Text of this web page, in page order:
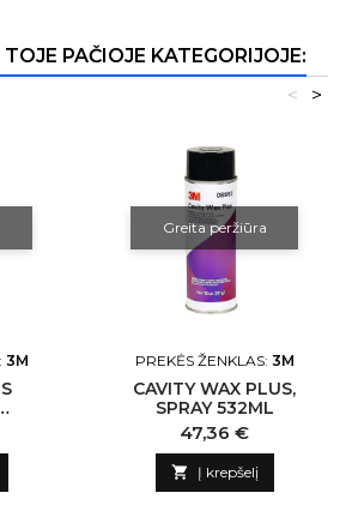
PAČIOJE KATEGORIJOJE:
>
<
3M
Greita peržiūra
PREKĖS ŽENKLAS: 3M
CAVITY WAX PLUS,
SPRAY 532ML
Kaina
47,36 €
 Į krepšelį